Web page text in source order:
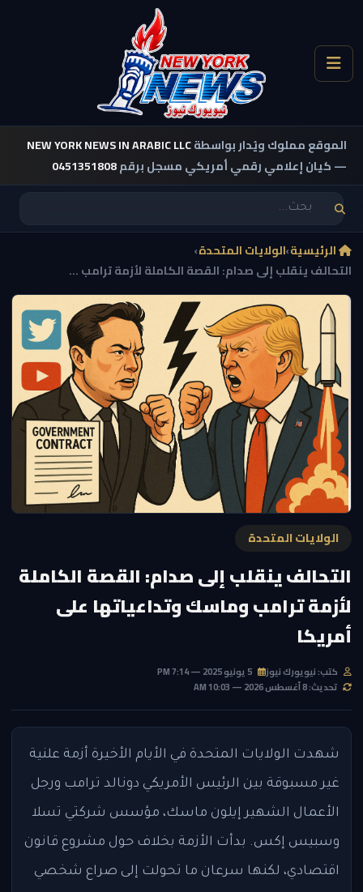
الموقع مملوك ويُدار بواسطةNEW YORK NEWS IN ARABIC LLC
— كيان إعلامي رقمي أمريكي مسجل برقم0451351808
الرئيسية›الولايات المتحدة›
التحالف ينقلب إلى صدام: القصة الكاملة لأزمة ترامب ...
الولايات المتحدة
التحالف ينقلب إلى صدام: القصة الكاملة
لأزمة ترامب وماسك وتداعياتها على
أمريكا
كتب: نيويورك نيوز
تحديث: 8 أغسطس 2026 — 10:03 AM
شهدت الولايات المتحدة في الأيام الأخيرة أزمة علنية
غير مسبوقة بين الرئيس الأمريكي دونالد ترامب ورجل
الأعمال الشهير إيلون ماسك، مؤسس شركتي تسلا
وسبيس إكس. بدأت الأزمة بخلاف حول مشروع قانون
اقتصادي، لكنها سرعان ما تحولت إلى صراع شخصي